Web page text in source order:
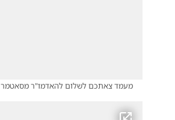
מעמד צאתכם לשלום להאדמו"ר מסאטמר